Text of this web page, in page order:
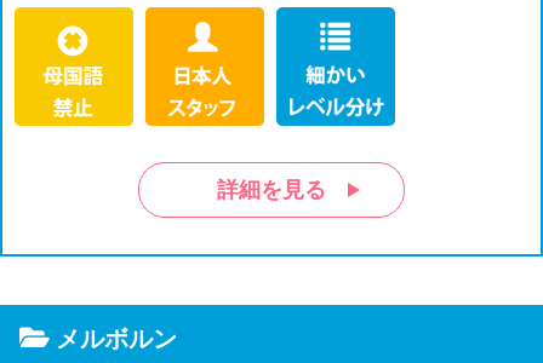
詳細を見る
メルボルン